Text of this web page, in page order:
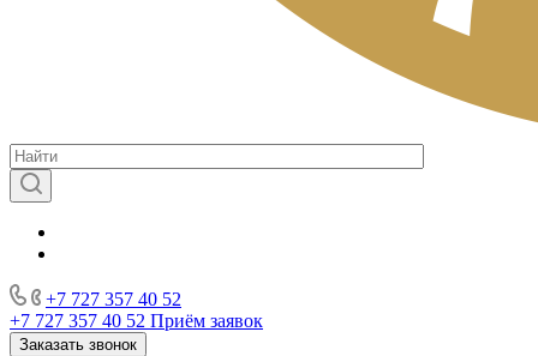
+7 727 357 40 52
+7 727 357 40 52 Приём заявок
Заказать звонок